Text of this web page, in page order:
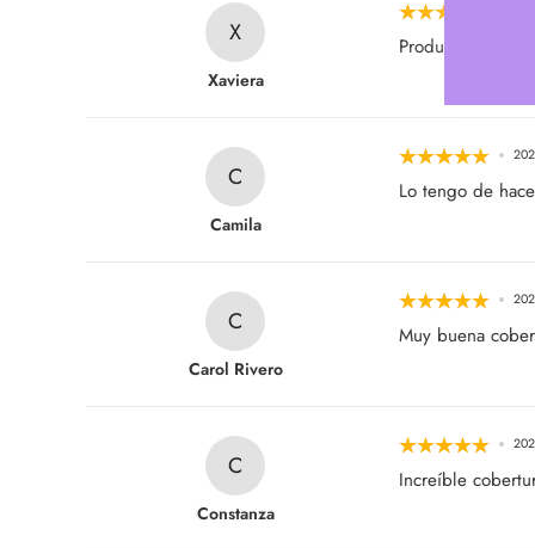
X
Xaviera
Producto con
C
Camila
Lo tengo de
C
Carol Rivero
Muy buena
C
Constanza
Increíble